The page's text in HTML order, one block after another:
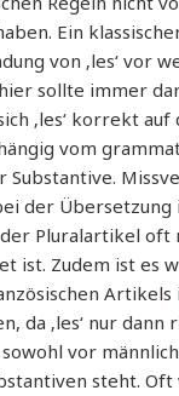
Ein
von ‚les‘ vor
sollte immer
‚les‘ korrekt auf
vom
Substantive.
der Übersetzung
Pluralartikel oft
ist. Zudem ist es
Artikels
da ‚les‘ nur
vor
steht. Oft